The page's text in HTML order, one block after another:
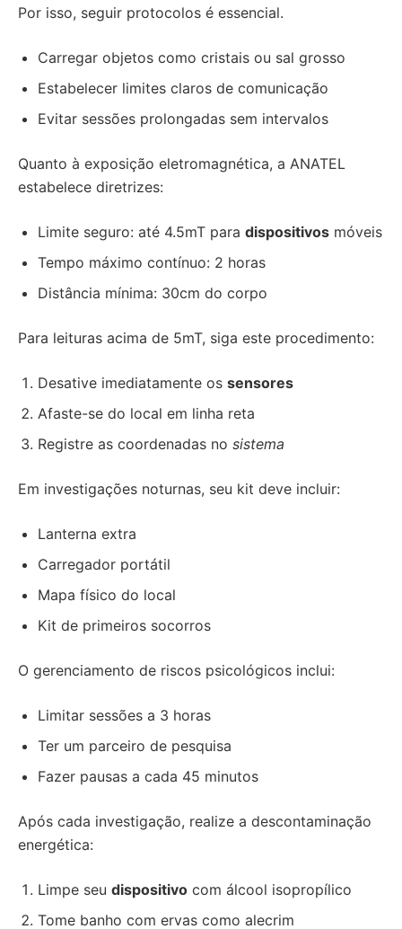
Por isso, seguir protocolos é essencial.
Carregar objetos como cristais ou sal grosso
Estabelecer limites claros de comunicação
Evitar sessões prolongadas sem intervalos
Quanto à exposição eletromagnética, a ANATEL
estabelece diretrizes:
Limite seguro: até 4.5mT para dispositivos móveis
Tempo máximo contínuo: 2 horas
Distância mínima: 30cm do corpo
Para leituras acima de 5mT, siga este procedimento:
Desative imediatamente os sensores
Afaste-se do local em linha reta
Registre as coordenadas no sistema
Em investigações noturnas, seu kit deve incluir:
Lanterna extra
Carregador portátil
Mapa físico do local
Kit de primeiros socorros
O gerenciamento de riscos psicológicos inclui:
Limitar sessões a 3 horas
Ter um parceiro de pesquisa
Fazer pausas a cada 45 minutos
Após cada investigação, realize a descontaminação
energética:
Limpe seu dispositivo com álcool isopropílico
Tome banho com ervas como alecrim